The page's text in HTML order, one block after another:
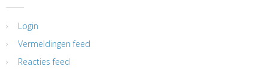
Login
Vermeldingen feed
Reacties feed